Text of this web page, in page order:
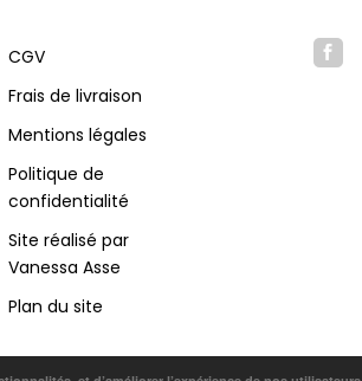
CGV
Frais de livraison
Mentions légales
Politique de
confidentialité
Site réalisé par
Vanessa Asse
Plan du site